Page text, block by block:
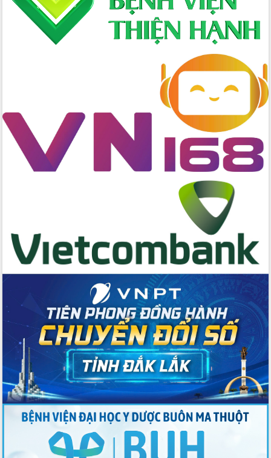
Công bố quyết định của Ban Thường
vụ Tỉnh ủy về công tác cán bộ.
Thủ tướng Phạm Minh Chính: Khẩn
trương tái thiết cuộc sống người dân
Đẩy nhanh công tác khắc phục, ổn
định đời sống Nhân dân sau bão số 13
Bí thư Tỉnh ủy Lương Nguyễn Minh
Triết dự Ngày hội đại đoàn kết tại
Buôn Đăk Tuôr, xã Cư Pui
Chính chia sẻ, động viên người dân
chịu ảnh hưởng nặng từ bão số 13
Chủ tịch UBND tỉnh kiểm tra công tác
Tập trung đẩy nhanh giải ngân nguồn
vốn các chương trình mục tiêu quốc
gia
Xã Ea H'leo giữ vững và nâng cao chất
lượng các tiêu chí nông thôn mới
Công bố quyết định của Ban Thường
vụ Tỉnh ủy về công tác cán bộ
Nâng cao trách nhiệm người đứng
đầu, phát huy tinh thần chủ động,
sáng tạo để đảm bảo tiến độ giải ngân
vốn đầu tư công năm 2025
Sở Công Thương đột phá số hóa 100%
thủ tục trực tuyến lấy sự hài lòng của